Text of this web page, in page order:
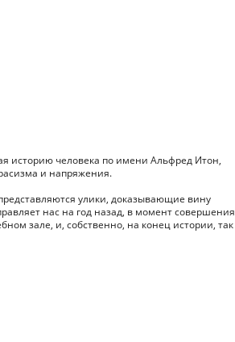
историю человека по имени Альфред Итон,
и напряжения.
улики, доказывающие вину
нас на год назад, в момент совершения
зале, и, собственно, на конец истории, так